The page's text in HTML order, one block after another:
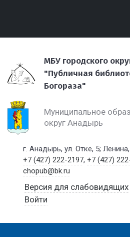
МБУ городского
"Публичная
Богораза"
Муниципальное
округ Анадырь
г. Анадырь, ул. Отке, 5; Ленина,
+7 (427) 222-2197,+7 (427)
chopub@bk.ru
Версия для слабовидящих
Войти